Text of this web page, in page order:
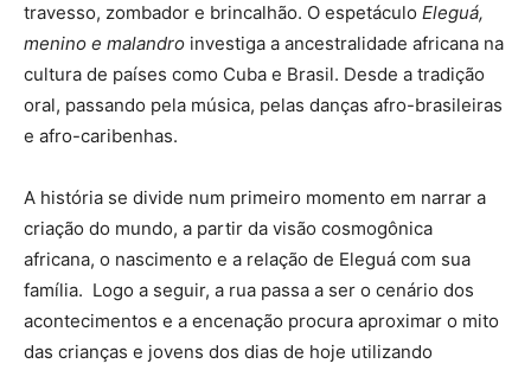
travesso, zombador e brincalhão. O espetáculo Eleguá,
menino e malandro investiga a ancestralidade africana na
cultura de países como Cuba e Brasil. Desde a tradição
oral, passando pela música, pelas danças afro-brasileiras
e afro-caribenhas.
A história se divide num primeiro momento em narrar a
criação do mundo, a partir da visão cosmogônica
africana, o nascimento e a relação de Eleguá com sua
família. Logo a seguir, a rua passa a ser o cenário dos
acontecimentos e a encenação procura aproximar o mito
das crianças e jovens dos dias de hoje utilizando